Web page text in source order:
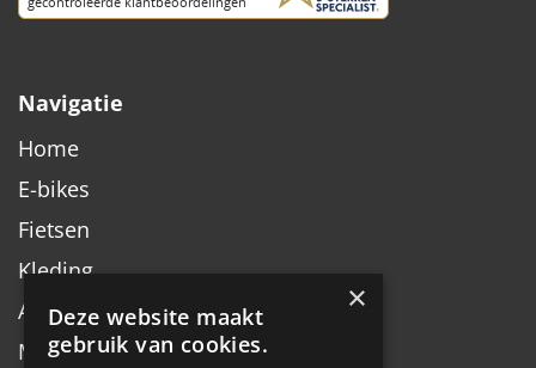
Navigatie
Home
E-bikes
Fietsen
Kleding
Accessoires
Merken
×
Deze website maakt
gebruik van cookies.